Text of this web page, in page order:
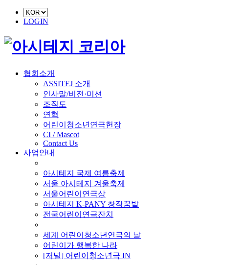
LOGIN
협회소개
ASSITEJ 소개
인사말/비전·미션
조직도
연혁
어린이청소년연극헌장
CI / Mascot
Contact Us
사업안내
아시테지 국제 여름축제
서울 아시테지 겨울축제
서울어린이연극상
아시테지 K-PANY 창작꿈밭
전국어린이연극잔치
세계 어린이청소년연극의 날
어린이가 행복한 나라
[저널] 어린이청소년극 IN